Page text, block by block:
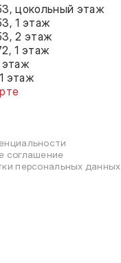
соглашение
персональных данных
цокольный этаж
1 этаж
2 этаж
1 этаж
этаж
этаж